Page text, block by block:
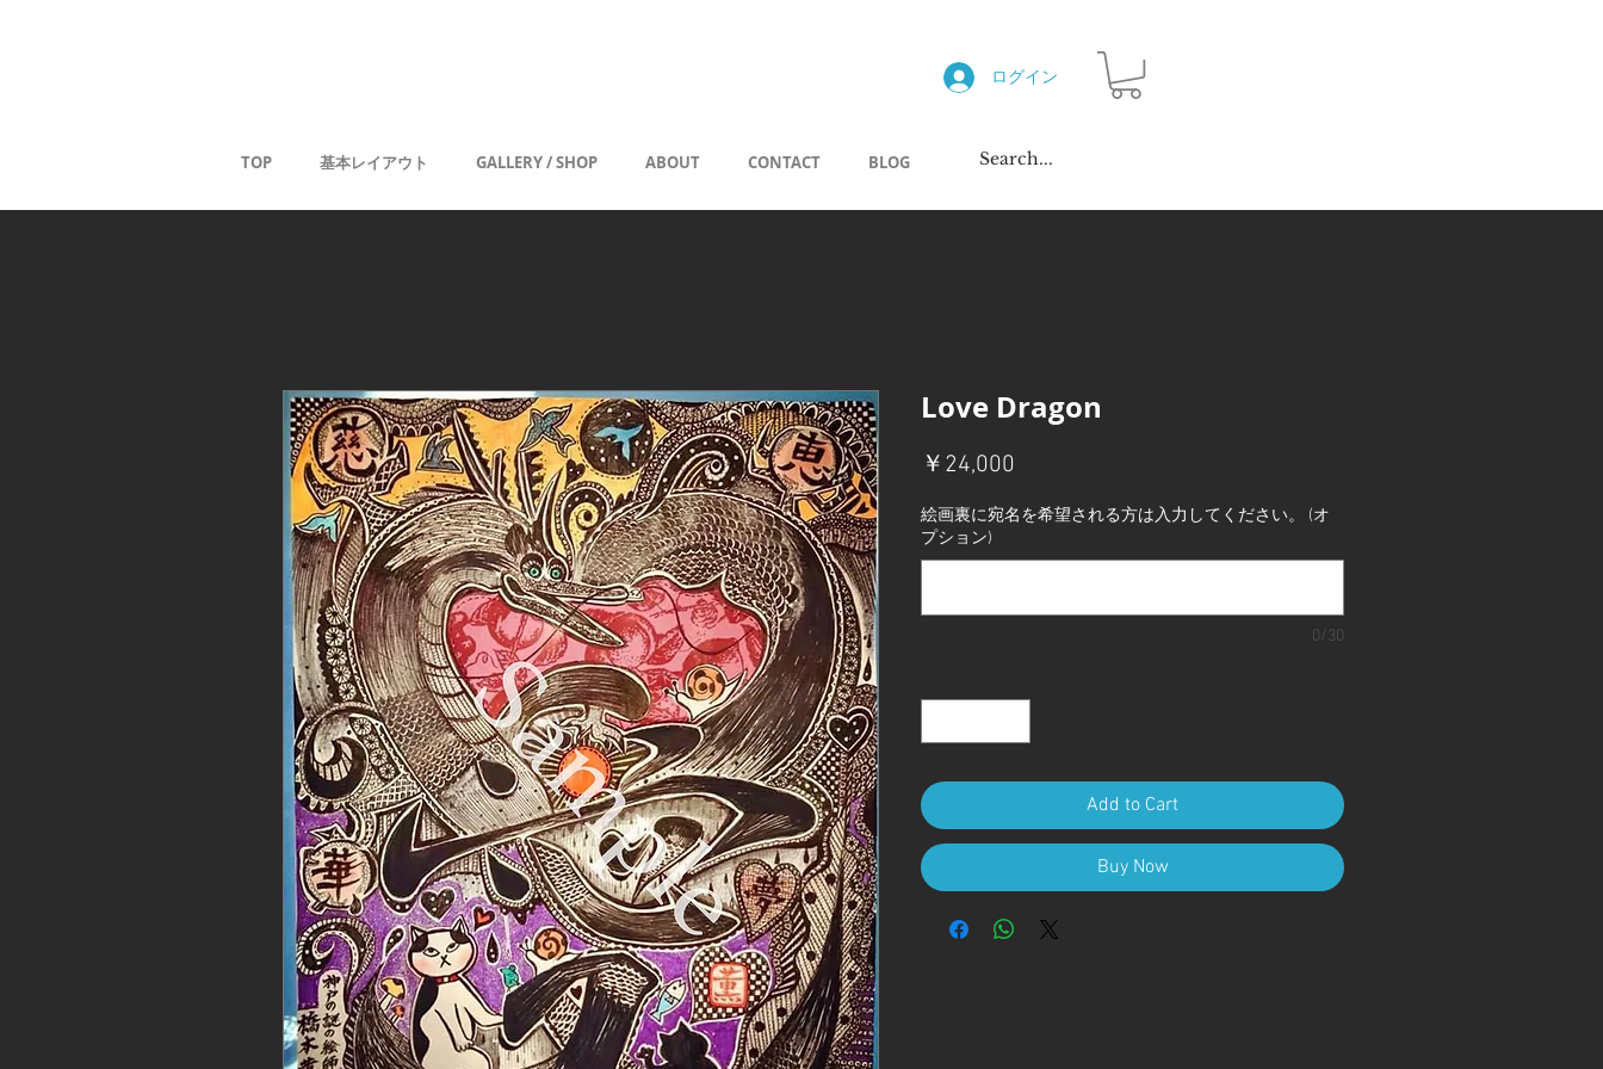
ログイン
TOP 基本レイアウト GALLERY / SHOP ABOUT CONTACT BLOG
Love Dragon
￥24,000
絵画裏に宛名を希望される方は入力してください。 (オ
プション)
0/30
Add to Cart
Buy Now